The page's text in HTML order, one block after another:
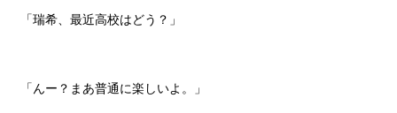
「瑞希、最近高校はどう？」
「んー？まあ普通に楽しいよ。」